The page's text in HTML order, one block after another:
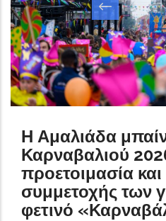
Η Αμαλιάδα
Καρναβαλιού
προετοιμασία
συμμετοχής των
φετινό